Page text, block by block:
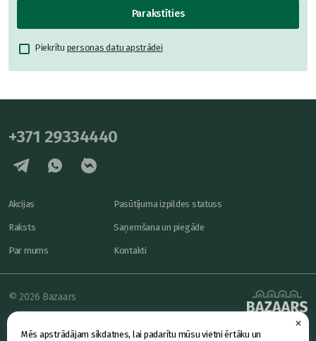
×
Mēs apstrādājam sīkdatnes, lai padarītu mūsu vietni ērtāku un
Parakstīties
Piekrītu personas datu apstrādei
+371 29334440
Akcijas
Raksts
Par mums
Pasūtījuma izpildes statuss
Saņemšana un piegāde
Kontakti
powered by
© 2026 Bazaars
Konfidencialitāte